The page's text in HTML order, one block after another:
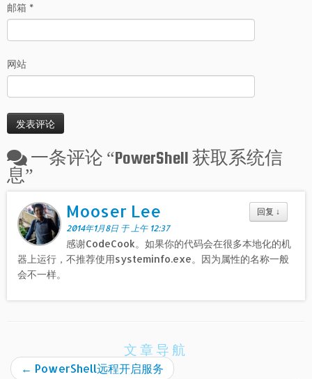
邮箱 *
网站
一条评论 “PowerShell 获取系统信
息”
回复 ↓
Mooser Lee
2014年1月8日 于 上午 12:37
感谢CodeCook。如果你的代码会在很多本地化的机
器上运行，不推荐使用systeminfo.exe。因为属性的名称一般
会不一样。
文章导航
← PowerShell远程开启服务